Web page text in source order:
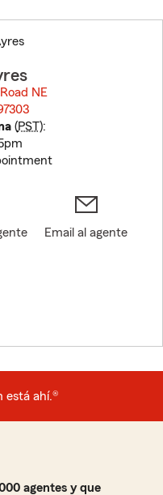
NE
(PST):
Email al agente
está ahí.®
agentes y que